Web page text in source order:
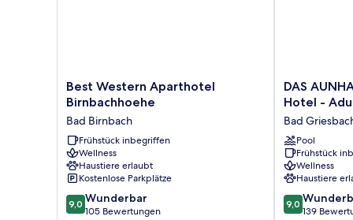
Best
Western
Birnbachhoehe
Bad
Birnbach
Best Western Aparthotel
Birnbachhoehe
Bad Birnbach
Frühstück inbegriffen
Wellness
Haustiere erlaubt
Kostenlose Parkplätze
9.0
von
9,0 Wunderbar
105 Bewertungen
DAS
AUNHAMER
&
Spa
Hotel
-
Adults
Only
Bad
DAS
Hotel -
Bad
Pool
Frühstück
Wellness
Haustiere
9.0
von
9,0
139